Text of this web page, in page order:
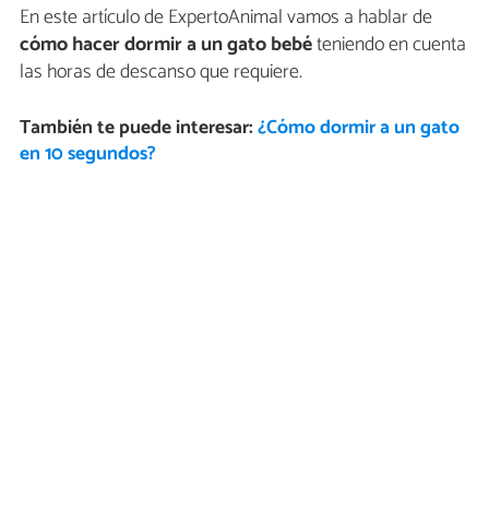
En este artículo de ExpertoAnimal vamos a hablar de
cómo hacer dormir a un gato bebéteniendo en cuenta
las horas de descanso que requiere.
También te puede interesar:¿Cómo dormir a un gato
en 10 segundos?